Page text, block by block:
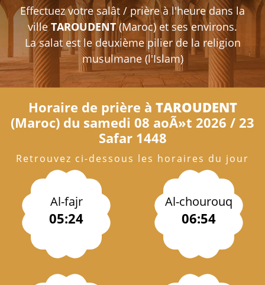
Effectuez votre salât / prière à l'heure dans la
villeTAROUDENT(Maroc) et ses environs.
La salat est le deuxième pilier de la religion
musulmane (l'Islam)
Horaire de prière à TAROUDENT
(Maroc) du samedi 08 aoÃ»t 2026 / 23
Safar 1448
Retrouvez ci-dessous les horaires du jour
Al-fajr
05:24
Al-chourouq
06:54